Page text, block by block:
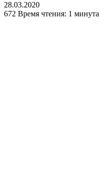
28.03.2020
672 Время чтения: 1 минута